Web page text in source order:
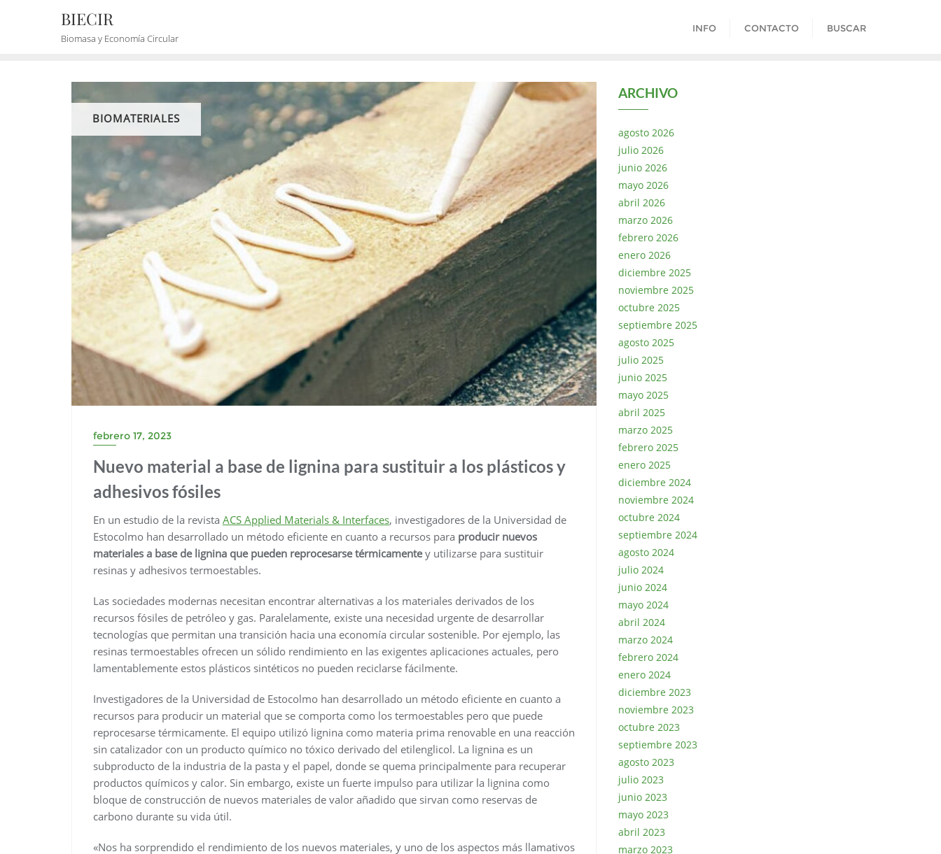
BIECIR
Biomasa y Economía Circular
INFO CONTACTO BUSCAR
BIOMATERIALES
febrero 17, 2023
Nuevo material a base de lignina para sustituir a los plásticos y
adhesivos fósiles
En un estudio de la revista ACS Applied Materials & Interfaces, investigadores de la Universidad de
Estocolmo han desarrollado un método eficiente en cuanto a recursos para producir nuevos
materiales a base de lignina que pueden reprocesarse térmicamentey utilizarse para sustituir
resinas y adhesivos termoestables.
Las sociedades modernas necesitan encontrar alternativas a los materiales derivados de los
recursos fósiles de petróleo y gas. Paralelamente, existe una necesidad urgente de desarrollar
tecnologías que permitan una transición hacia una economía circular sostenible. Por ejemplo, las
resinas termoestables ofrecen un sólido rendimiento en las exigentes aplicaciones actuales, pero
lamentablemente estos plásticos sintéticos no pueden reciclarse fácilmente.
Investigadores de la Universidad de Estocolmo han desarrollado un método eficiente en cuanto a
recursos para producir un material que se comporta como los termoestables pero que puede
reprocesarse térmicamente. El equipo utilizó lignina como materia prima renovable en una reacción
sin catalizador con un producto químico no tóxico derivado del etilenglicol. La lignina es un
subproducto de la industria de la pasta y el papel, donde se quema principalmente para recuperar
productos químicos y calor. Sin embargo, existe un fuerte impulso para utilizar la lignina como
bloque de construcción de nuevos materiales de valor añadido que sirvan como reservas de
carbono durante su vida útil.
«Nos ha sorprendido el rendimiento de los nuevos materiales, y uno de los aspectos más llamativos
ARCHIVO
agosto 2026
julio 2026
junio 2026
mayo 2026
abril 2026
marzo 2026
febrero 2026
enero 2026
diciembre 2025
noviembre 2025
octubre 2025
septiembre 2025
agosto 2025
julio 2025
junio 2025
mayo 2025
abril 2025
marzo 2025
febrero 2025
enero 2025
diciembre 2024
noviembre 2024
octubre 2024
septiembre 2024
agosto 2024
julio 2024
junio 2024
mayo 2024
abril 2024
marzo 2024
febrero 2024
enero 2024
diciembre 2023
noviembre 2023
octubre 2023
septiembre 2023
agosto 2023
julio 2023
junio 2023
mayo 2023
abril 2023
marzo 2023